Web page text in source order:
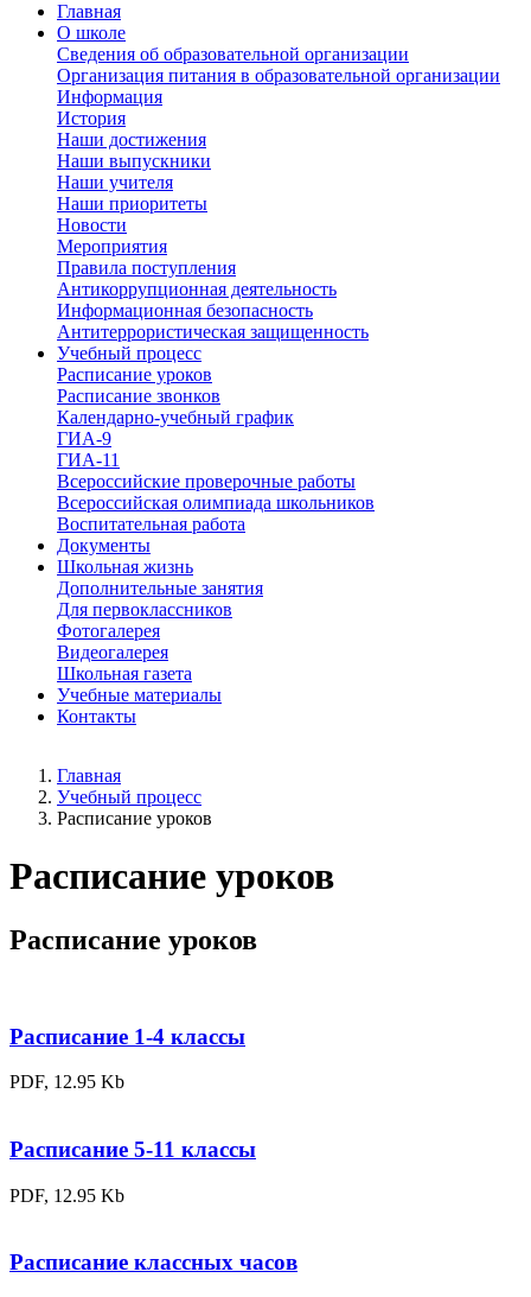
Главная
О школе
Сведения об образовательной организации
Организация питания в образовательной организации
Информация
История
Наши достижения
Наши выпускники
Наши учителя
Наши приоритеты
Новости
Мероприятия
Правила поступления
Антикоррупционная деятельность
Информационная безопасность
Антитеррористическая защищенность
Учебный процесс
Расписание уроков
Расписание звонков
Календарно-учебный график
ГИА-9
ГИА-11
Всероссийские проверочные работы
Всероссийская олимпиада школьников
Воспитательная работа
Документы
Школьная жизнь
Дополнительные занятия
Для первоклассников
Фотогалерея
Видеогалерея
Школьная газета
Учебные материалы
Контакты
Главная
Учебный процесс
Расписание уроков
Расписание уроков
Расписание уроков
Расписание 1-4 классы
PDF, 12.95 Kb
Расписание 5-11 классы
PDF, 12.95 Kb
Расписание классных часов